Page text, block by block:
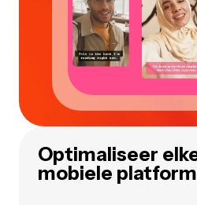
Optimaliseer
mobiele